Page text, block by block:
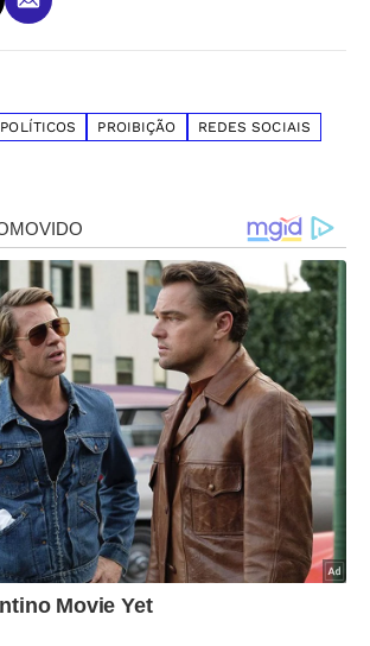
POLÍTICOS PROIBIÇÃO
REDES SOCIAIS